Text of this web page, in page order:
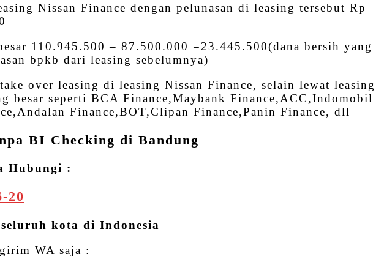
Nissan Finance dengan pelunasan di leasing tersebut Rp
110.945.500 – 87.500.000 =23.445.500(dana bersih yang
bpkb dari leasing sebelumnya)
over leasing di leasing Nissan Finance, selain lewat leasing
besar seperti BCA Finance,Maybank Finance,ACC,Indomobil
Finance,BOT,Clipan Finance,Panin Finance, dll
BI Checking di Bandung
Hubungi :
20
kota di Indonesia
WA saja :